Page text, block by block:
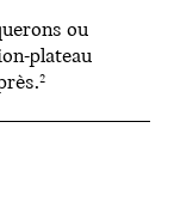
ou
plateau
2